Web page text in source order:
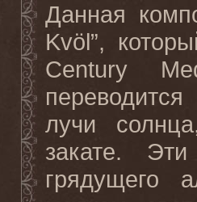
Данная
Kvöl”,
Century
лучи
закате.
грядущего